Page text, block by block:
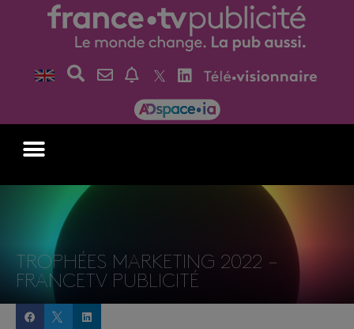
TROPHÉES MARKETING 2022 –
FRANCETV PUBLICITÉ